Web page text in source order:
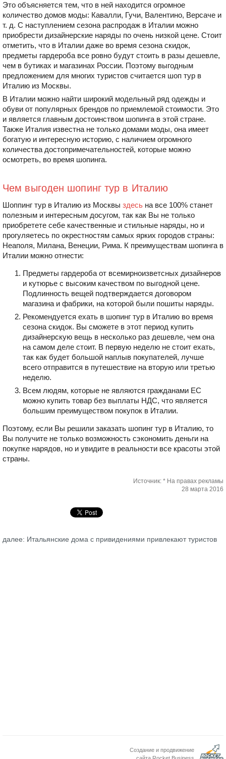
Это объясняется тем, что в ней находится огромное
количество домов моды: Кавалли, Гучи, Валентино, Версаче и
т. д. С наступлением сезона распродаж в Италии можно
приобрести дизайнерские наряды по очень низкой цене. Стоит
отметить, что в Италии даже во время сезона скидок,
предметы гардероба все ровно будут стоить в разы дешевле,
чем в бутиках и магазинах России. Поэтому выгодным
предложением для многих туристов считается шоп тур в
Италию из Москвы.
В Италии можно найти широкий модельный ряд одежды и
обуви от популярных брендов по приемлемой стоимости. Это
и является главным достоинством шопинга в этой стране.
Также Италия известна не только домами моды, она имеет
богатую и интересную историю, с наличием огромного
количества достопримечательностей, которые можно
осмотреть, во время шопинга.
Чем выгоден шопинг тур в Италию
Шоппинг тур в Италию из Москвы здесь на все 100% станет
полезным и интересным досугом, так как Вы не только
приобретете себе качественные и стильные наряды, но и
прогуляетесь по окрестностям самых ярких городов страны:
Неаполя, Милана, Венеции, Рима. К преимуществам шопинга в
Италии можно отнести:
Предметы гардероба от всемирноизветсных дизайнеров
и кутюрье с высоким качеством по выгодной цене.
Подлинность вещей подтверждается договором
магазина и фабрики, на которой были пошиты наряды.
Рекомендуется ехать в шопинг тур в Италию во время
сезона скидок. Вы сможете в этот период купить
дизайнерскую вещь в несколько раз дешевле, чем она
на самом деле стоит. В первую неделю не стоит ехать,
так как будет большой наплыв покупателей, лучше
всего отправится в путешествие на вторую или третью
неделю.
Всем людям, которые не являются гражданами ЕС
можно купить товар без выплаты НДС, что является
большим преимуществом покупок в Италии.
Поэтому, если Вы решили заказать шопинг тур в Италию, то
Вы получите не только возможность сэкономить деньги на
покупке нарядов, но и увидите в реальности все красоты этой
страны.
Источник: * На правах рекламы
28 марта 2016
далее: Итальянские дома с привидениями привлекают туристов
Создание и продвижение